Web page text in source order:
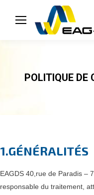
POLITIQUE DE
1.GÉNÉRALITÉS
EAGDS 40,rue de Paradis –
responsable du traitement,